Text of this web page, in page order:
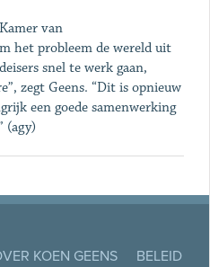
van
het probleem de wereld uit
snel te werk gaan,
zegt Geens. “Dit is opnieuw
een goede samenwerking
(agy)
KOEN GEENS
BELEID